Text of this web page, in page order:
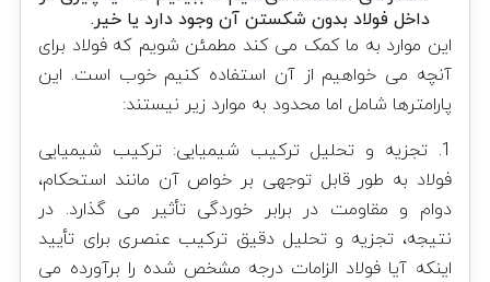
داخل فولاد بدون شکستن آن وجود دارد یا خیر.
این موارد به ما کمک می کند مطمئن شویم که فولاد برای
آنچه می خواهیم از آن استفاده کنیم خوب است. این
پارامترها شامل اما محدود به موارد زیر نیستند:
1. تجزیه و تحلیل ترکیب شیمیایی: ترکیب شیمیایی
فولاد به طور قابل توجهی بر خواص آن مانند استحکام،
دوام و مقاومت در برابر خوردگی تأثیر می گذارد. در
نتیجه، تجزیه و تحلیل دقیق ترکیب عنصری برای تأیید
اینکه آیا فولاد الزامات درجه مشخص شده را برآورده می